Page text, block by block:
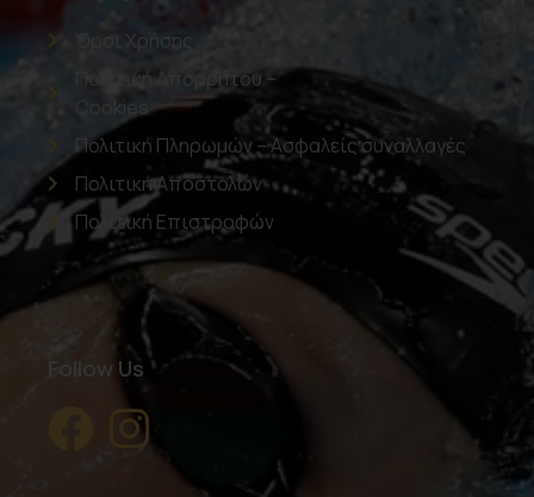
Όροι Χρήσης
Πολιτική Απορρήτου –
Cookies
Πολιτική Πληρωμών – Ασφαλείς συναλλαγές
Πολιτική Αποστολών
Πολιτική Επιστροφών
Follow Us